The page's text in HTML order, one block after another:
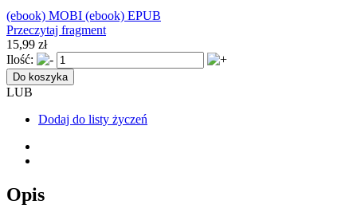
(ebook) MOBI (ebook) EPUB
Przeczytaj fragment
15,99 zł
Ilość:
Do koszyka
LUB
Dodaj do listy życzeń
Opis